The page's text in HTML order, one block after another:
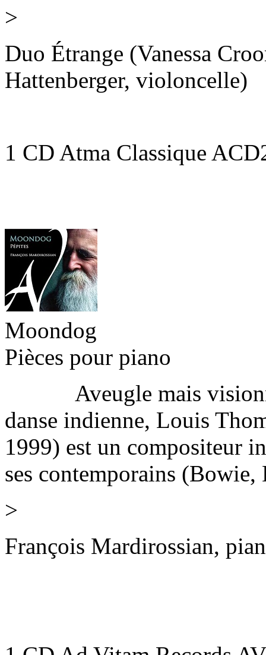
>
Duo Étrange (Vanessa
Hattenberger, violoncelle)
1 CD Atma Classique
Moondog
Pièces pour piano
Aveugle mais
danse indienne, Louis
1999) est un compositeur
ses contemporains
>
François Mardirossian,